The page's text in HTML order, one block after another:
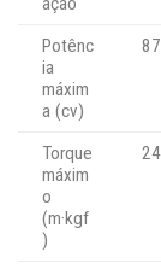
Potênc
ia
máxim
a (cv)
87
Torque
máxim
o
(m·kgf
)